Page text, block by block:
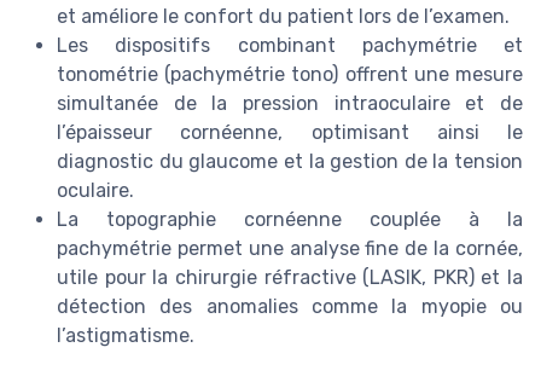
et améliore le confort du patient lors de l’examen.
Les dispositifs combinant pachymétrie et
tonométrie (pachymétrie tono) offrent une mesure
simultanée de la pression intraoculaire et de
l’épaisseur cornéenne, optimisant ainsi le
diagnostic du glaucome et la gestion de la tension
oculaire.
La topographie cornéenne couplée à la
pachymétrie permet une analyse fine de la cornée,
utile pour la chirurgie réfractive (LASIK, PKR) et la
détection des anomalies comme la myopie ou
l’astigmatisme.